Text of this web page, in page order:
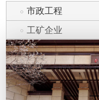
市政工程
工矿企业